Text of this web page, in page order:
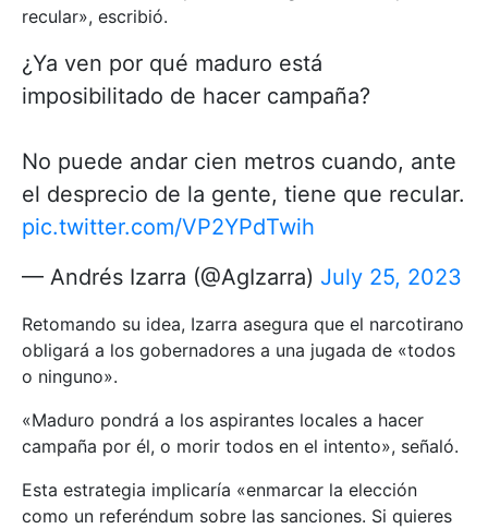
recular», escribió.
¿Ya ven por qué maduro está
imposibilitado de hacer campaña?
No puede andar cien metros cuando, ante
el desprecio de la gente, tiene que recular.
pic.twitter.com/VP2YPdTwih
— Andrés Izarra (@AgIzarra) July 25, 2023
Retomando su idea, Izarra asegura que el narcotirano
obligará a los gobernadores a una jugada de «todos
o ninguno».
«Maduro pondrá a los aspirantes locales a hacer
campaña por él, o morir todos en el intento», señaló.
Esta estrategia implicaría «enmarcar la elección
como un referéndum sobre las sanciones. Si quieres